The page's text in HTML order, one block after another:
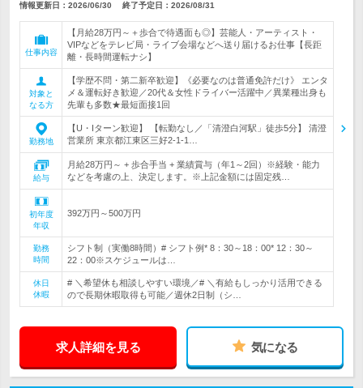
情報更新日：2026/06/30 終了予定日： 2026/08/31
仕事内容
【月給28万円～＋歩合で待遇面も◎】芸能人・アーティスト・
VIPなどをテレビ局・ライブ会場などへ送り届けるお仕事【長距
離・長時間運転ナシ】
対象と
なる方
【学歴不問・第二新卒歓迎】《必要なのは普通免許だけ》 エンタ
メ＆運転好き歓迎／20代＆女性ドライバー活躍中／異業種出身も
先輩も多数★最短面接1回
勤務地
【U・Iターン歓迎】 【転勤なし／「清澄白河駅」徒歩5分】 清澄
営業所 東京都江東区三好2-1-1…
給与
月給28万円～ + 歩合手当 + 業績賞与（年1～2回）※経験・能力
などを考慮の上、決定します。※上記金額には固定残…
初年度
年収
392万円～500万円
勤務
時間
シフト制（実働8時間）# シフト例* 8：30～18：00* 12：30～
22：00※スケジュールは…
休日
休暇
# ＼希望休も相談しやすい環境／# ＼有給もしっかり活用できる
ので長期休暇取得も可能／週休2日制（シ…
求人詳細を見る 気になる